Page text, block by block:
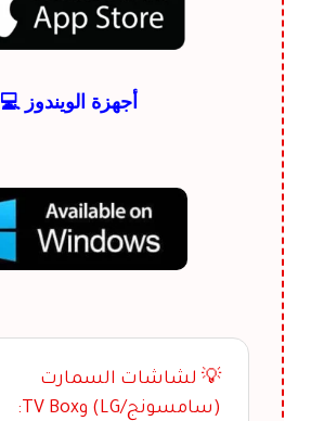
أجهزة الويندوز 💻
💡 لشاشات السمارت
(سامسونج/LG) وTV Box: